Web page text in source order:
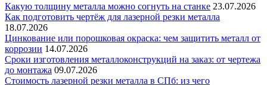
Какую толщину металла можно согнуть на станке 23.07.2026
Как подготовить чертёж для лазерной резки металла
18.07.2026
Цинкование или порошковая окраска: чем защитить металл от
коррозии 14.07.2026
Сроки изготовления металлоконструкций на заказ: от чертежа
до монтажа 09.07.2026
Стоимость лазерной резки металла в СПб: из чего